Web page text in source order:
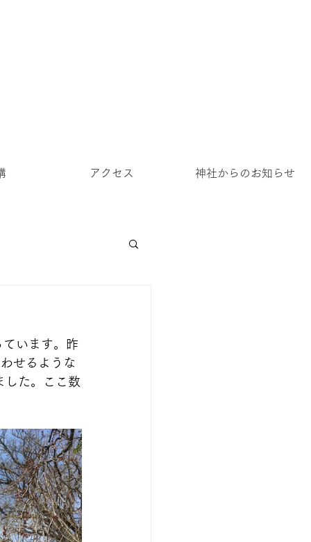
アクセス 神社からのお知らせ
います。昨
せるような
した。ここ数